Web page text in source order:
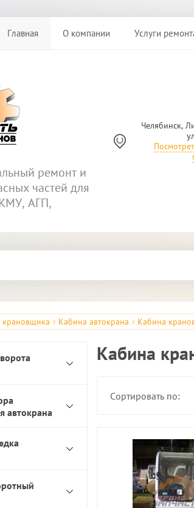
Главная О компании Услуги
ремонт и
частей для
АГП,
Челябинск,
крановщика Кабина автокрана Кабина
автокрана
Кабина
Сортировать по: